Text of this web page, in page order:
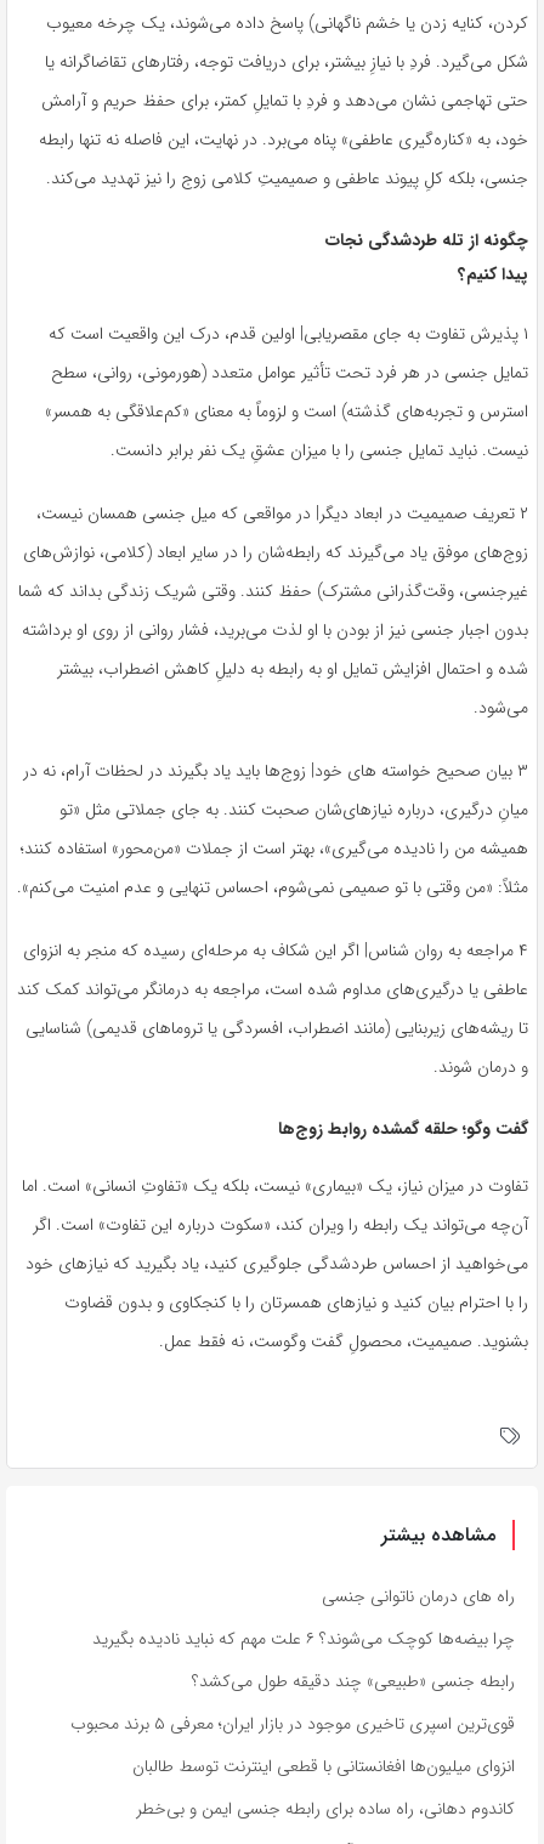
کردن، کنایه زدن یا خشم ناگهانی) پاسخ داده می‌شوند، یک چرخه معیوب
شکل می‌گیرد. فردِ با نیازِ بیشتر، برای دریافت توجه، رفتارهای تقاضاگرانه یا
حتی تهاجمی نشان می‌دهد و فردِ با تمایلِ کمتر، برای حفظ حریم و آرامش
خود، به «کناره‌گیری عاطفی» پناه می‌برد. در نهایت، این فاصله نه تنها رابطه
جنسی، بلکه کلِ پیوند عاطفی و صمیمیتِ کلامی زوج را نیز تهدید می‌کند.
چگونه از تله‌ طردشدگی نجات
پیدا کنیم؟
۱ پذیرش تفاوت به جای مقصریابی| اولین قدم، درک این واقعیت است که
تمایل جنسی در هر فرد تحت تأثیر عوامل متعدد (هورمونی، روانی، سطح
استرس و تجربه‌های گذشته) است و لزوماً به معنای «کم‌علاقگی به همسر»
نیست. نباید تمایل جنسی را با میزان عشقِ یک نفر برابر دانست.
۲ تعریف صمیمیت در ابعاد دیگر| در مواقعی که میل جنسی همسان نیست،
زوج‌های موفق یاد می‌گیرند که رابطه‌شان را در سایر ابعاد (کلامی، نوازش‌های
غیرجنسی، وقت‌گذرانی مشترک) حفظ کنند. وقتی شریک زندگی بداند که شما
بدون اجبار جنسی نیز از بودن با او لذت می‌برید، فشار روانی از روی او برداشته
شده و احتمال افزایش تمایل او به رابطه به دلیلِ کاهش اضطراب، بیشتر
می‌شود.
۳ بیان صحیح خواسته های خود| زوج‌ها باید یاد بگیرند در لحظات آرام، نه در
میانِ درگیری، درباره نیازهای‌شان صحبت کنند. به جای جملاتی مثل «تو
همیشه من را نادیده می‌گیری»، بهتر است از جملات «من‌محور» استفاده کنند؛
مثلاً: «من وقتی با تو صمیمی نمی‌شوم، احساس تنهایی و عدم امنیت می‌کنم».
۴ مراجعه به روان شناس| اگر این شکاف به مرحله‌ای رسیده که منجر به انزوای
عاطفی یا درگیری‌های مداوم شده است، مراجعه به درمانگر می‌تواند کمک کند
تا ریشه‌های زیربنایی (مانند اضطراب، افسردگی یا تروماهای قدیمی) شناسایی
و درمان شوند.
گفت وگو؛ حلقه‌ گمشده روابط زوج‌ها
تفاوت در میزان نیاز، یک «بیماری» نیست، بلکه یک «تفاوتِ انسانی» است. اما
آن‌چه می‌تواند یک رابطه را ویران کند، «سکوت درباره این تفاوت» است. اگر
می‌خواهید از احساس طردشدگی جلوگیری کنید، یاد بگیرید که نیازهای خود
را با احترام بیان کنید و نیازهای همسرتان را با کنجکاوی و بدون قضاوت
بشنوید. صمیمیت، محصولِ گفت وگوست، نه فقط عمل.
مشاهده بیشتر
راه های درمان ناتوانی جنسی
چرا بیضه‌ها کوچک می‌شوند؟ ۶ علت مهم که نباید نادیده بگیرید
رابطه جنسی «طبیعی» چند دقیقه طول می‌کشد؟
قوی‌ترین اسپری تاخیری موجود در بازار ایران؛ معرفی ۵ برند محبوب
انزوای میلیون‌ها افغانستانی با قطعی اینترنت توسط طالبان
کاندوم دهانی، راه ساده برای رابطه جنسی ایمن و بی‌خطر